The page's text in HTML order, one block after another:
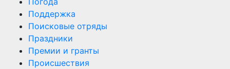
Поддержка
Поисковые отряды
Праздники
Премии и гранты
Происшествия